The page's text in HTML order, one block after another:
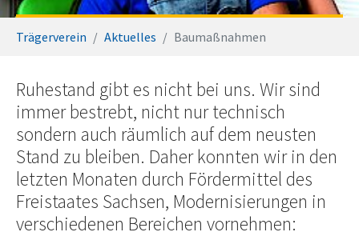
Trägerverein Aktuelles Baumaßnahmen
Ruhestand gibt es nicht bei uns. Wir sind
immer bestrebt, nicht nur technisch
sondern auch räumlich auf dem neusten
Stand zu bleiben. Daher konnten wir in den
letzten Monaten durch Fördermittel des
Freistaates Sachsen, Modernisierungen in
verschiedenen Bereichen vornehmen: